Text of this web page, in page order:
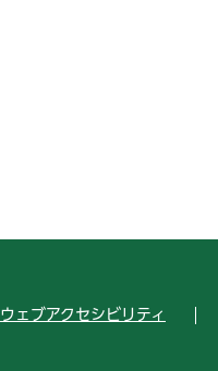
ウェブアクセシビリティ